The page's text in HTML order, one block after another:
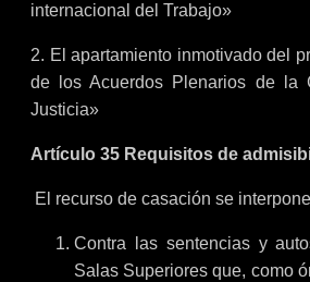
internacional del Trabajo»
2. El apartamiento inmotivado del
de los Acuerdos Plenarios de la
Justicia»
Artículo 35 Requisitos de
El recurso de casación se
Contra las sentencias y
Salas Superiores que, como